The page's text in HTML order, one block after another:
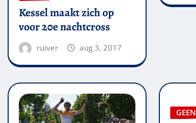
Kessel maakt zich op
voor 20e nachtcross
ruiver aug 3, 2017
GEEN